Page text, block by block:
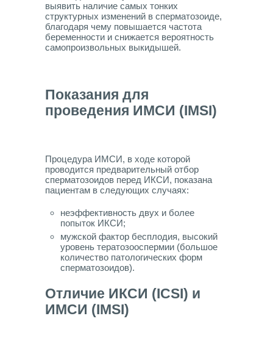
выявить наличие самых тонких
структурных изменений в сперматозоиде,
благодаря чему повышается частота
беременности и снижается вероятность
самопроизвольных выкидышей.
Показания для
проведения ИМСИ (IMSI)
Процедура ИМСИ, в ходе которой
проводится предварительный отбор
сперматозоидов перед ИКСИ, показана
пациентам в следующих случаях:
неэффективность двух и более
попыток ИКСИ;
мужской фактор бесплодия, высокий
уровень тератозооспермии (большое
количество патологических форм
сперматозоидов).
Отличие ИКСИ (ICSI) и
ИМСИ (IMSI)